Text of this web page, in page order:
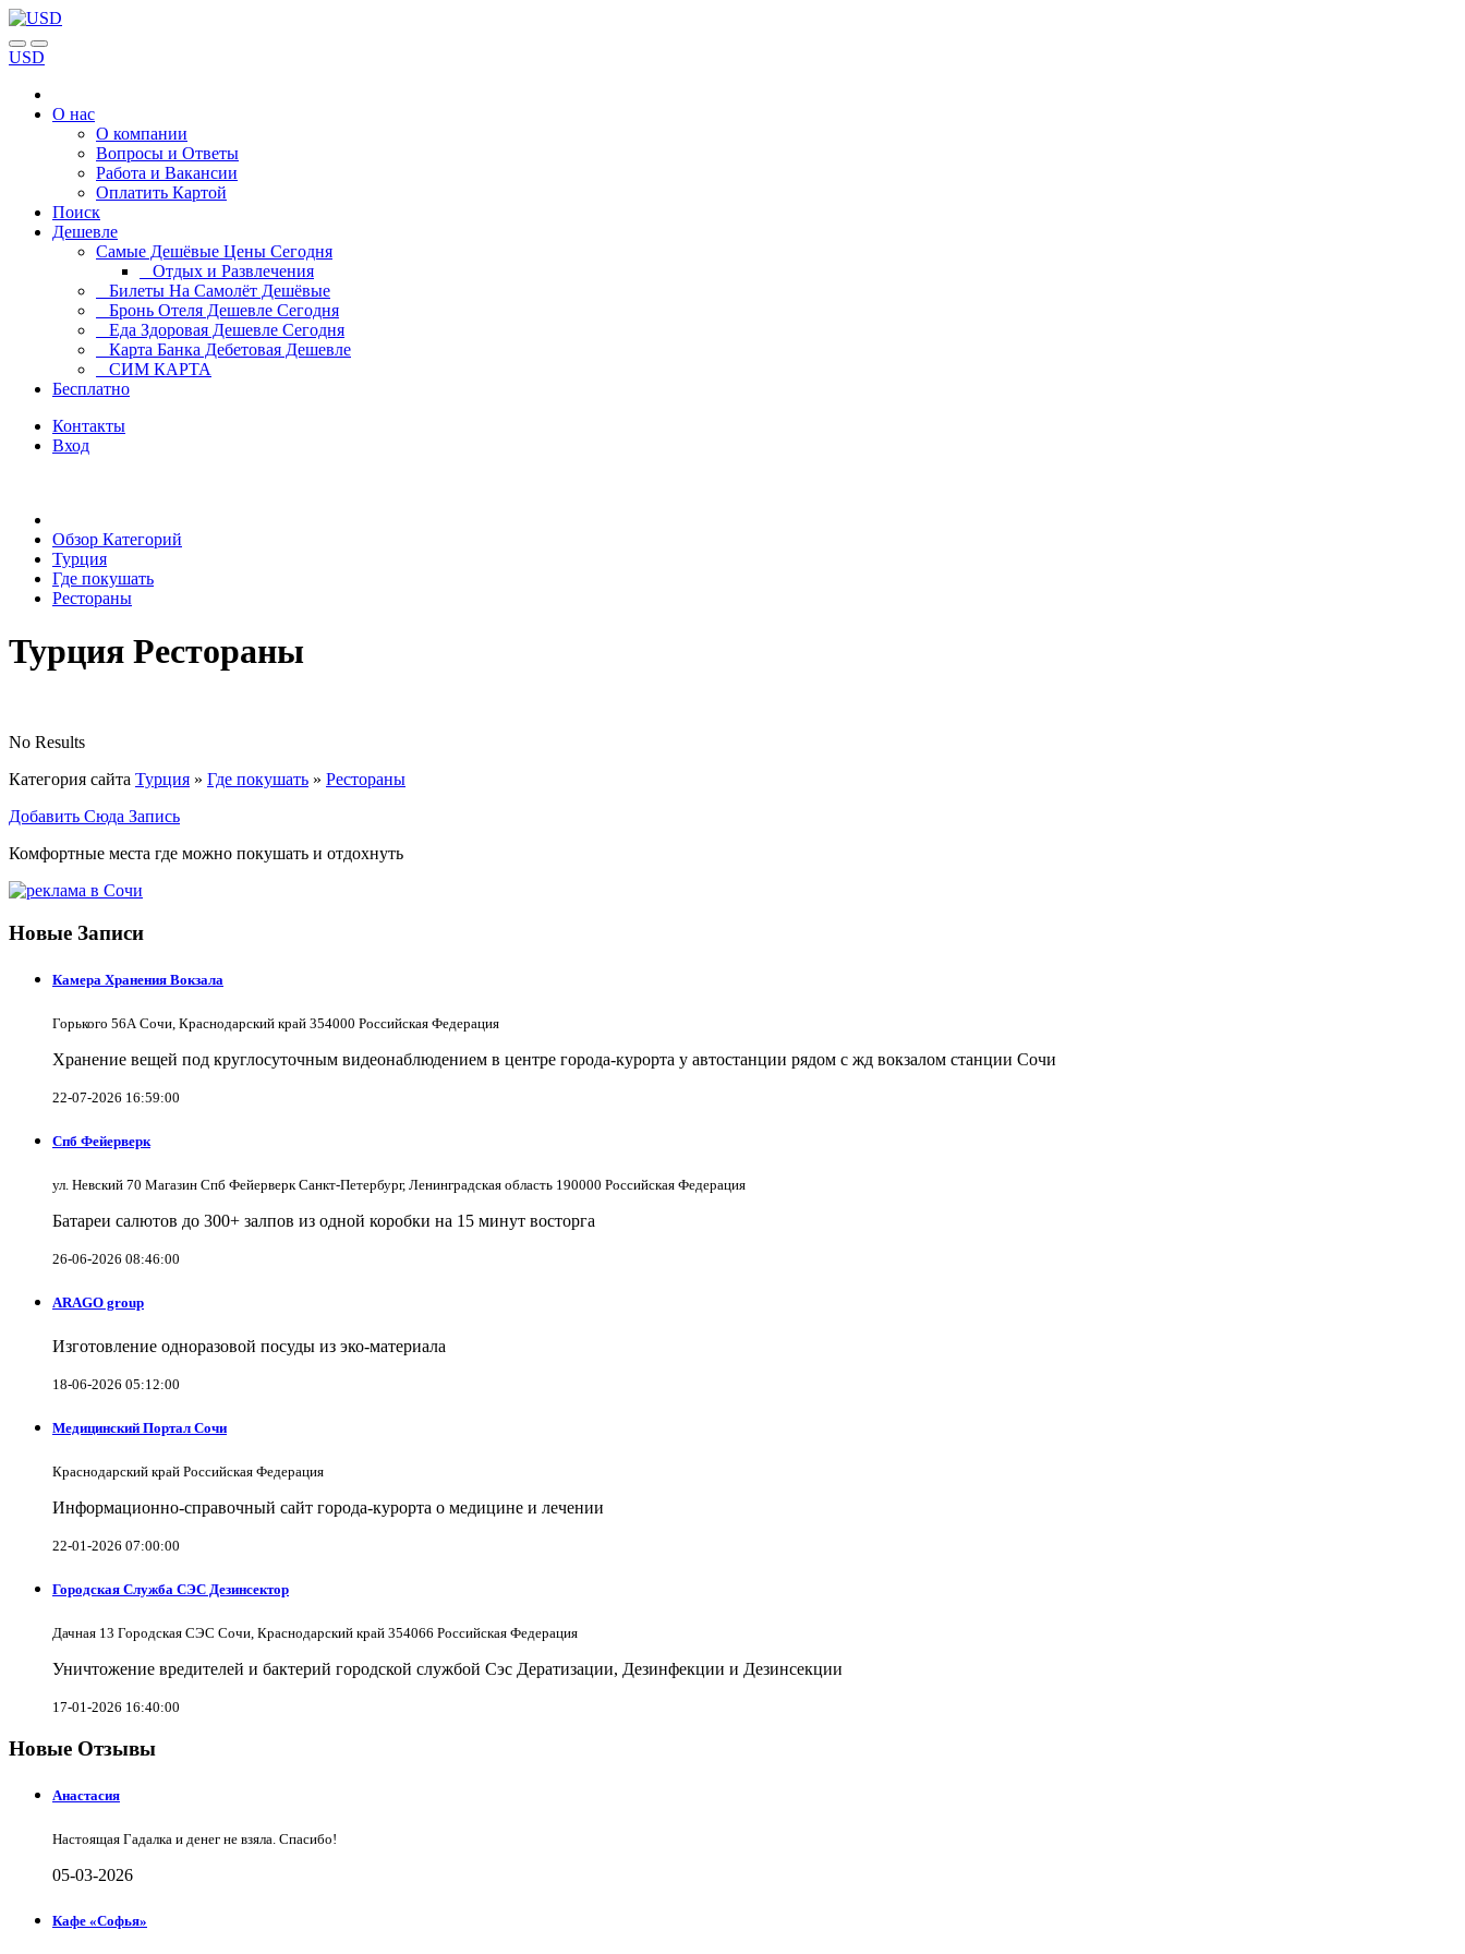
USD
О нас
О компании
Вопросы и Ответы
Работа и Вакансии
Оплатить Картой
Поиск
Дешевле
Самые Дешёвые Цены Сегодня
Отдых и Развлечения
Билеты На Самолёт Дешёвые
Бронь Отеля Дешевле Сегодня
Еда Здоровая Дешевле Сегодня
Карта Банка Дебетовая Дешевле
СИМ КАРТА
Бесплатно
Контакты
Вход
Обзор Категорий
Турция
Где покушать
Рестораны
Турция Рестораны
No Results
Категория сайта Турция » Где покушать » Рестораны
Добавить Сюда Запись
Комфортные места где можно покушать и отдохнуть
Новые Записи
Камера Хранения Вокзала
Горького 56А Сочи, Краснодарский край 354000 Российская Федерация
Хранение вещей под круглосуточным видеонаблюдением в центре города-курорта у автостанции рядом с жд вокзалом станции Сочи
22-07-2026 16:59:00
Спб Фейерверк
ул. Невский 70 Магазин Спб Фейерверк Санкт-Петербург, Ленинградская область 190000 Российская Федерация
Батареи салютов до 300+ залпов из одной коробки на 15 минут восторга
26-06-2026 08:46:00
ARAGO group
Изготовление одноразовой посуды из эко-материала
18-06-2026 05:12:00
Медицинский Портал Сочи
Краснодарский край Российская Федерация
Информационно-справочный сайт города-курорта о медицине и лечении
22-01-2026 07:00:00
Городская Служба СЭС Дезинсектор
Дачная 13 Городская СЭС Сочи, Краснодарский край 354066 Российская Федерация
Уничтожение вредителей и бактерий городской службой Сэс Дератизации, Дезинфекции и Дезинсекции
17-01-2026 16:40:00
Новые Отзывы
Анастасия
Настоящая Гадалка и денег не взяла. Спасибо!
05-03-2026
Кафе «Софья»